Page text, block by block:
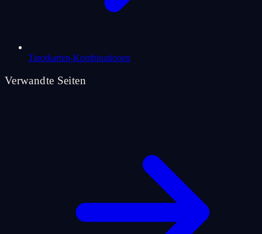
Tarotkarten-Kombinationen
Verwandte Seiten